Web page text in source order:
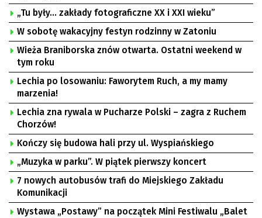
„Tu były… zakłady fotograficzne XX i XXI wieku”
W sobotę wakacyjny festyn rodzinny w Zatoniu
Wieża Braniborska znów otwarta. Ostatni weekend w
tym roku
Lechia po losowaniu: Faworytem Ruch, a my mamy
marzenia!
Lechia zna rywala w Pucharze Polski – zagra z Ruchem
Chorzów!
Kończy się budowa hali przy ul. Wyspiańskiego
„Muzyka w parku”. W piątek pierwszy koncert
7 nowych autobusów trafi do Miejskiego Zakładu
Komunikacji
Wystawa „Postawy” na początek Mini Festiwalu „Balet